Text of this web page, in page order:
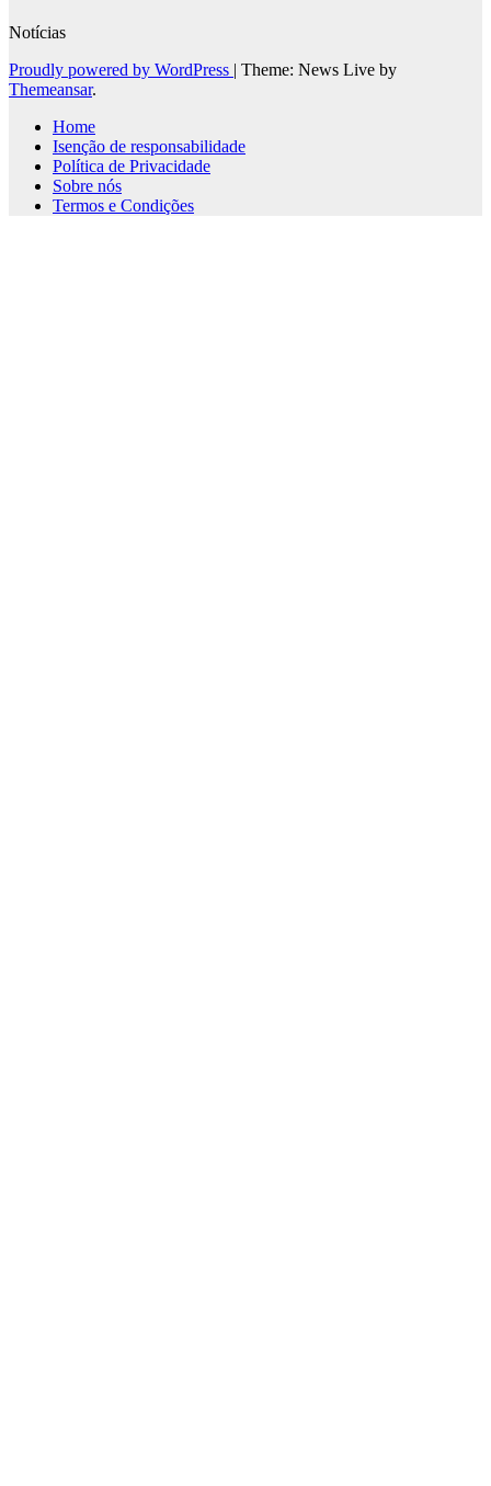
Notícias
Proudly powered by WordPress | Theme: News Live by
Themeansar.
Home
Isenção de responsabilidade
Política de Privacidade
Sobre nós
Termos e Condições